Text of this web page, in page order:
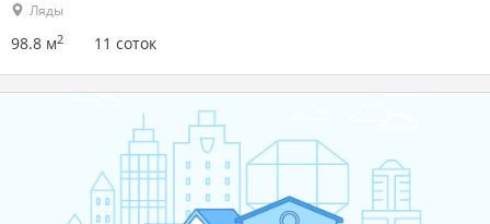
Ляды
98.8 м2 11 соток